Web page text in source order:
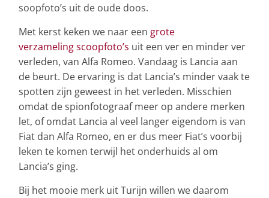
soopfoto’s uit de oude doos.
Met kerst keken we naar een grote
verzameling scoopfoto’s uit een ver en minder ver
verleden, van Alfa Romeo. Vandaag is Lancia aan
de beurt. De ervaring is dat Lancia’s minder vaak te
spotten zijn geweest in het verleden. Misschien
omdat de spionfotograaf meer op andere merken
let, of omdat Lancia al veel langer eigendom is van
Fiat dan Alfa Romeo, en er dus meer Fiat’s voorbij
leken te komen terwijl het onderhuids al om
Lancia’s ging.
Bij het mooie merk uit Turijn willen we daarom